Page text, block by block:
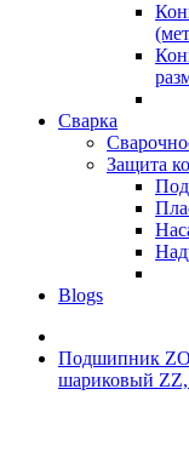
Сварка
Защита
Blogs
Подшипник
шариковый